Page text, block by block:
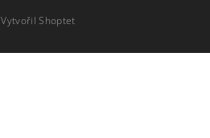
Vytvořil Shoptet